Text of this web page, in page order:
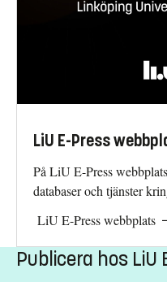
LiU E-Press
På LiU E-Press
databaser och tjänster
LiU E-Press webbplats
Publicera hos LiU